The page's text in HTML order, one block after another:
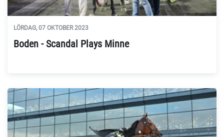
LÖRDAG, 07 OKTOBER 2023
Boden - Scandal Plays Minne